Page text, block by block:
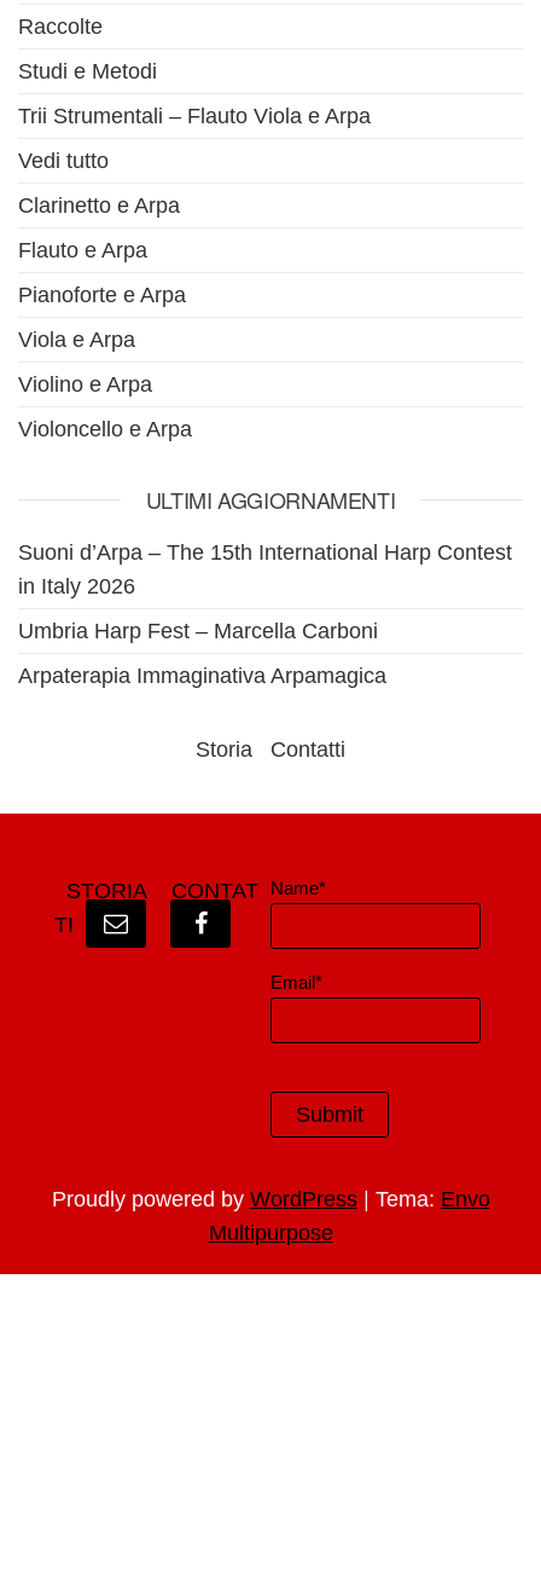
Raccolte
Studi e Metodi
Trii Strumentali – Flauto Viola e Arpa
Vedi tutto
Clarinetto e Arpa
Flauto e Arpa
Pianoforte e Arpa
Viola e Arpa
Violino e Arpa
Violoncello e Arpa
ULTIMI AGGIORNAMENTI
Suoni d’Arpa – The 15th International Harp Contest
in Italy 2026
Umbria Harp Fest – Marcella Carboni
Arpaterapia Immaginativa Arpamagica
Storia Contatti
STORIA
CONTAT
TI
Name*
Email*
Proudly powered by WordPress | Tema: Envo
Multipurpose